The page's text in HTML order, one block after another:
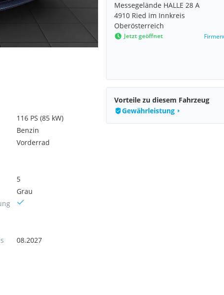
Messegelände HALLE 28 A
4910 Ried im Innkreis
Oberösterreich
Jetzt geöffnet
116 PS (85 kW)
Benzin
Vorderrad
5
Grau
08.2027
Vorteile zu diesem Fahrzeug
Gewährleistung